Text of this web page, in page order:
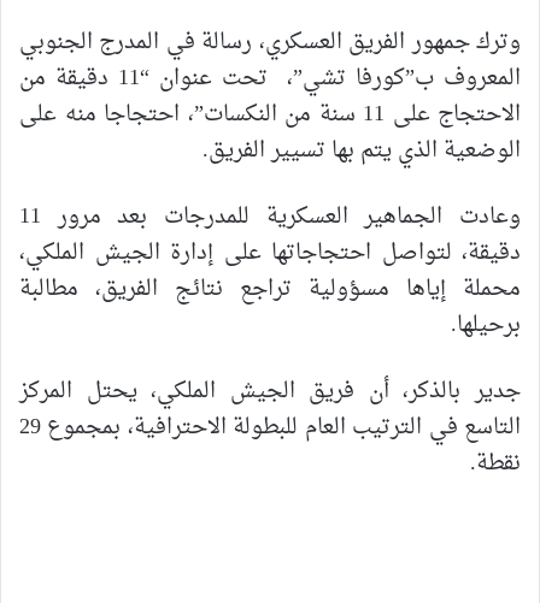
وترك جمهور الفريق العسكري، رسالة في المدرج الجنوبي
المعروف ب”كورفا تشي”، تحت عنوان “11 دقيقة من
الاحتجاج على 11 سنة من النكسات”، احتجاجا منه على
الوضعية الذي يتم بها تسيير الفريق.
وعادت الجماهير العسكرية للمدرجات بعد مرور 11
دقيقة، لتواصل احتجاجاتها على إدارة الجيش الملكي،
محملة إياها مسؤولية تراجع نتائج الفريق، مطالبة
برحيلها.
جدير بالذكر، أن فريق الجيش الملكي، يحتل المركز
التاسع في الترتيب العام للبطولة الاحترافية، بمجموع 29
نقطة.